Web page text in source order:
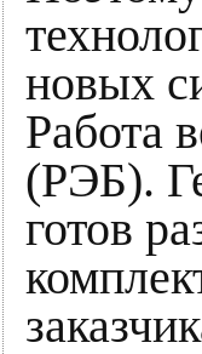
новых
Работа
(РЭБ).
готов